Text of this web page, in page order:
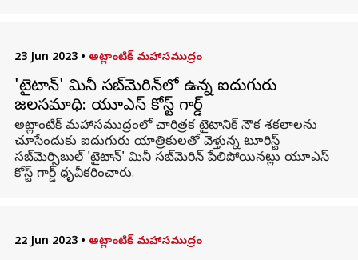
23 Jun 2023 • అట్లాంటిక్ మహాసముద్రం
'టైటాన్' మినీ సబ్‌మెరిన్‌‌లో ఉన్న ఐదుగురు
జలసమాధి: యూఎస్ కోస్ట్ గార్డ్
అట్లాంటిక్ మహాసముద్రంలో చారిత్రక టైటానిక్ నౌక శకలాలను
చూసేందుకు ఐదుగురు యాత్రికులతో వెళ్తున్న టూరిస్ట్
సబ్‌మెర్సిబుల్ 'టైటాన్' మినీ సబ్‌మెరిన్ పేలిపోయినట్లు యూఎస్
కోస్ట్ గార్డ్ ధృవీకరించారు.
22 Jun 2023 • అట్లాంటిక్ మహాసముద్రం